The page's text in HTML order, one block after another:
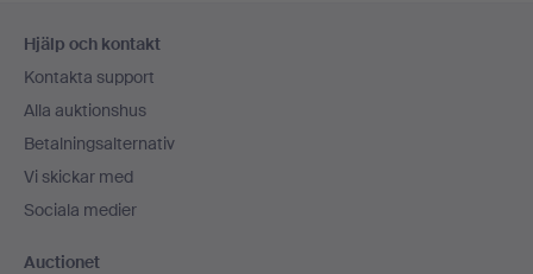
Hjälp och kontakt
Kontakta support
Alla auktionshus
Betalningsalternativ
Vi skickar med
Sociala medier
Auctionet